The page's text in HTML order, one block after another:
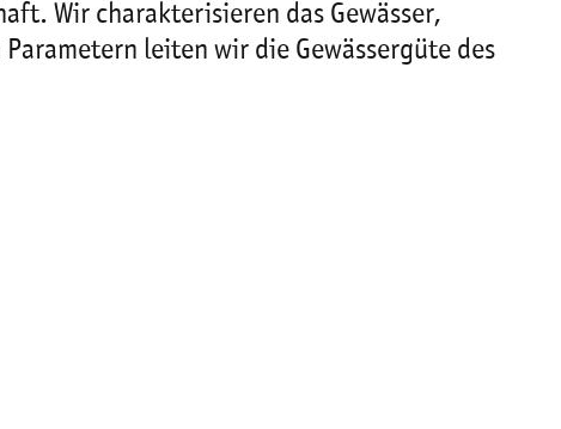
Wir charakterisieren das Gewässer,
leiten wir die Gewässergüte des